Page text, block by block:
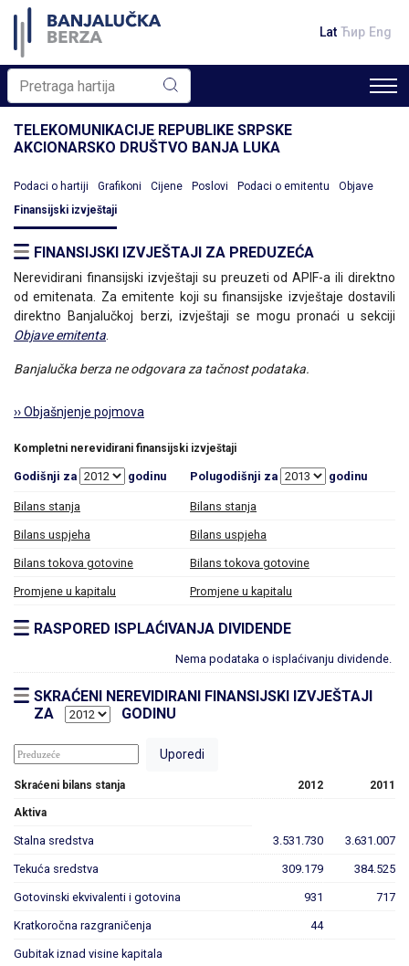
Lat Ћир Eng
TELEKOMUNIKACIJE REPUBLIKE SRPSKE
AKCIONARSKO DRUŠTVO BANJA LUKA
Podaci o hartiji Grafikoni Cijene Poslovi Podaci o emitentu
Objave
Finansijski izvještaji
FINANSIJSKI IZVJEŠTAJI ZA PREDUZEĆA
Nerevidirani finansijski izvještaji su preuzeti od APIF-a ili direktno
od emitenata. Za emitente koji su finansijske izvještaje dostavili
direktno Banjalučkoj berzi, izvještaji se mogu pronaći u sekciji
Objave emitenta
Banjalučka berza ne odgovara za tačnost podataka.
›› Objašnjenje pojmova
Kompletni nerevidirani finansijski izvještaji
Godišnji za godinu Polugodišnji za godinu
Bilans stanja Bilans stanja
Bilans uspjeha Bilans uspjeha
Bilans tokova gotovine Bilans tokova gotovine
Promjene u kapitalu Promjene u kapitalu
RASPORED ISPLAĆIVANJA DIVIDENDE
Nema podataka o isplaćivanju dividende.
SKRAĆENI NEREVIDIRANI FINANSIJSKI IZVJEŠTAJI
ZA
GODINU
Skraćeni bilans stanja 2012 2011
Aktiva
Stalna sredstva 3.531.730 3.631.007
Tekuća sredstva 309.179 384.525
Gotovinski ekvivalenti i gotovina 931 717
Kratkoročna razgraničenja 44
Gubitak iznad visine kapitala